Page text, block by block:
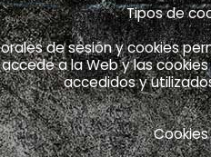
Tipos de
de sesión y cookies
a la Web y las
accedidos y
Cookies